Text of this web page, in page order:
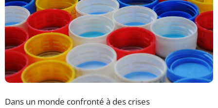
Dans un monde confronté à des crises